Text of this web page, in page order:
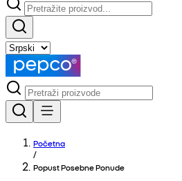
Početna
/
Popust Posebne Ponude